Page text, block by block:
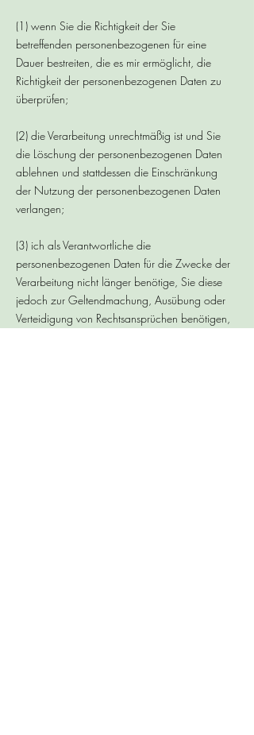
(1) wenn Sie die Richtigkeit der Sie
betreffenden personenbezogenen für eine
Dauer bestreiten, die es mir ermöglicht, die
Richtigkeit der personenbezogenen Daten zu
überprüfen;
(2) die Verarbeitung unrechtmäßig ist und Sie
die Löschung der personenbezogenen Daten
ablehnen und stattdessen die Einschränkung
der Nutzung der personenbezogenen Daten
verlangen;
(3) ich als Verantwortliche die
personenbezogenen Daten für die Zwecke der
Verarbeitung nicht länger benötige, Sie diese
jedoch zur Geltendmachung, Ausübung oder
Verteidigung von Rechtsansprüchen benötigen,